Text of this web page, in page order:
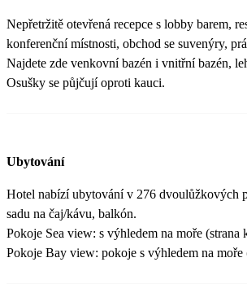
Nepřetržitě otevřená recepce s lobby barem,
konferenční místnosti, obchod se suvenýry,
Najdete zde venkovní bazén i vnitřní bazén,
Osušky se půjčují oproti kauci.
Ubytování
Hotel nabízí ubytování v 276 dvoulůžkových
sadu na čaj/kávu, balkón.
Pokoje Sea view: s výhledem na moře
Pokoje Bay view: pokoje s výhledem na moře